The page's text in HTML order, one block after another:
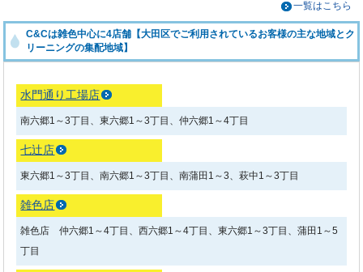
一覧はこちら
C&Cは雑色中心に4店舗【大田区でご利用されているお客様の主な地域とク
リーニングの集配地域】
水門通り工場店
南六郷1～3丁目、東六郷1～3丁目、仲六郷1～4丁目
七辻店
東六郷1～3丁目、南六郷1～3丁目、南蒲田1～3、萩中1～3丁目
雑色店
雑色店 仲六郷1～4丁目、西六郷1～4丁目、東六郷1～3丁目、蒲田1～5
丁目